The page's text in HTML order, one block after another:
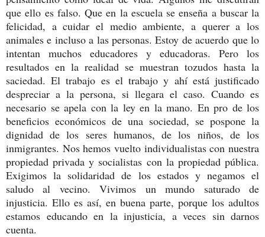
que ello es falso. Que en la escuela se enseña a buscar la
felicidad, a cuidar el medio ambiente, a querer a los
animales e incluso a las personas. Estoy de acuerdo que lo
intentan muchos educadores y educadoras. Pero los
resultados en la realidad se muestran tozudos hasta la
saciedad. El trabajo es el trabajo y ahí está justificado
despreciar a la persona, si llegara el caso. Cuando es
necesario se apela con la ley en la mano. En pro de los
beneficios económicos de una sociedad, se pospone la
dignidad de los seres humanos, de los niños, de los
inmigrantes. Nos hemos vuelto individualistas con nuestra
propiedad privada y socialistas con la propiedad pública.
Exigimos la solidaridad de los estados y negamos el
saludo al vecino. Vivimos un mundo saturado de
injusticia. Ello es así, en buena parte, porque los adultos
estamos educando en la injusticia, a veces sin darnos
cuenta.